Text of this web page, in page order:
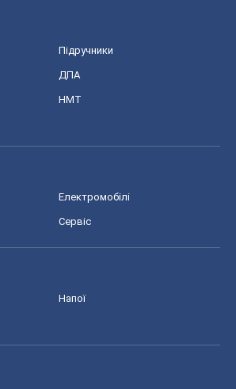
Підручники
ДПА
НМТ
Електромобілі
Сервіс
Напої